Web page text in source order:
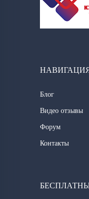
Блог
Видео отзывы
Форум
Контакты